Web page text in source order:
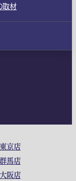
京店
馬店
阪店
取材